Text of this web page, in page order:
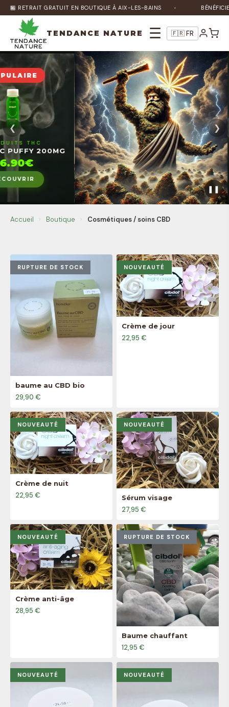
EN BOUTIQUE À AIX-LES-BAINS BÉNÉFICIEZ DE 10% DE
TENDANCE NATURE ☰ 🇫🇷 FR
❚❚
❮ ❯
Accueil › Boutique › Cosmétiques / soins CBD
RUPTURE DE STOCK
baume au CBD bio
29,90 €
NOUVEAUTÉ
Crème de jour
22,95 €
NOUVEAUTÉ
Crème de nuit
22,95 €
NOUVEAUTÉ
Sérum visage
27,95 €
NOUVEAUTÉ
Crème anti-âge
28,95 €
RUPTURE DE STOCK
Baume chauffant
12,95 €
NOUVEAUTÉ NOUVEAUTÉ
🌿 Nature Bot
En ligne
Bonjour ! Je suis Nature Bot 🌿 Comment
puis-je vous aider ?